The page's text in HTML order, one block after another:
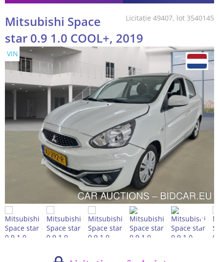
Licitație 49407, lot 3540145
Mitsubishi Space
star 0.9 1.0 COOL+, 2019
VIN